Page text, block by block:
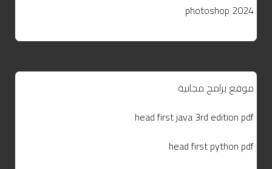
photoshop 2024
موقع برامج مجانية
head first java 3rd edition pdf
head first python pdf